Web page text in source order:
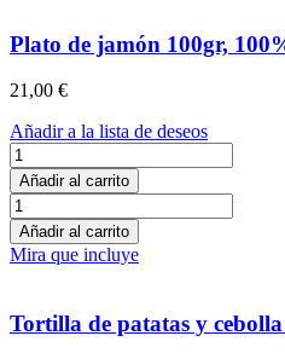
cantidad
ibérico
y
cantidad
Plato de jamón 100gr,
21,00 €
Añadir a la lista de deseos
Plato
de
jamón
100gr,
100%
ibérico
cantidad
Añadir al carrito
Plato
de
jamón
100gr,
ibérico
y
Añadir al carrito
Mira que incluye
Tortilla de patatas y